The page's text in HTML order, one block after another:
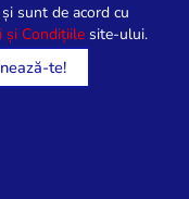
sunt de acord cu
și Condițiile site-ului.